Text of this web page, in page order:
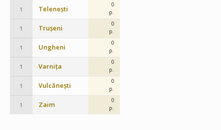
1 Telenești
0
p.
1 Trușeni
0
p.
1 Ungheni
0
p.
1 Varnița
0
p.
1 Vulcănești
0
p.
1 Zaim
0
p.